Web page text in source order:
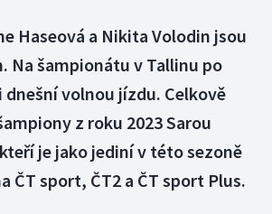
Haseová a Nikita Volodin jsou
Na šampionátu v Tallinu po
volnou jízdu. Celkově
z roku 2023 Sarou
je jako jediní v této sezoně
ČT sport, ČT2 a ČT sport Plus.